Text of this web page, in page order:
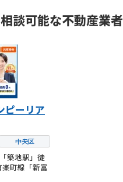
談可能な不動産業者
ピーリア
中央区
築地駅」徒
町線「新富